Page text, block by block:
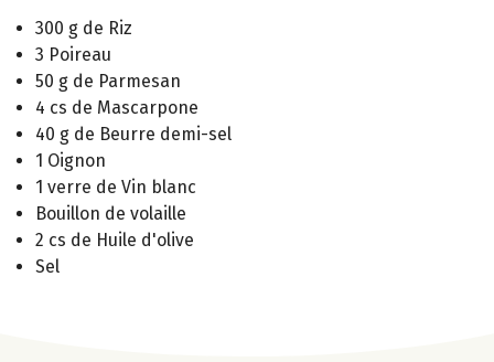
300 g de Riz
3 Poireau
50 g de Parmesan
4 cs de Mascarpone
40 g de Beurre demi-sel
1 Oignon
1 verre de Vin blanc
Bouillon de volaille
2 cs de Huile d'olive
Sel